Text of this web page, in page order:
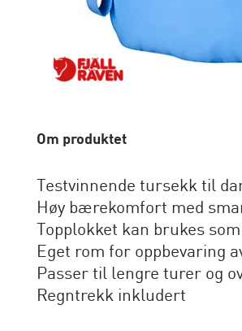
Om produktet
Testvinnende tursekk til
Høy bærekomfort med
Topplokket kan brukes
Eget rom for oppbevaring
Passer til lengre turer og
Regntrekk inkludert